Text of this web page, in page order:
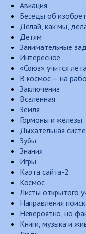
Авиация
Беседы об
Делай, как мы,
Детям
Занимательные
Интересное
«Союз» учится
В космос — на
Заключение
Вселенная
Земля
Гормоны и железы
Дыхательная
Зубы
Знания
Игры
Карта сайта-2
Космос
Листы открытого
Направления
Невероятно, но
Книги, музыка и